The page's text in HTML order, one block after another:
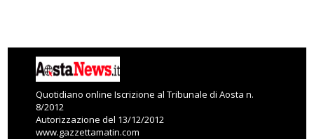
Quotidiano online Iscrizione al Tribunale di Aosta n.
8/2012
Autorizzazione del 13/12/2012
www.gazzettamatin.com